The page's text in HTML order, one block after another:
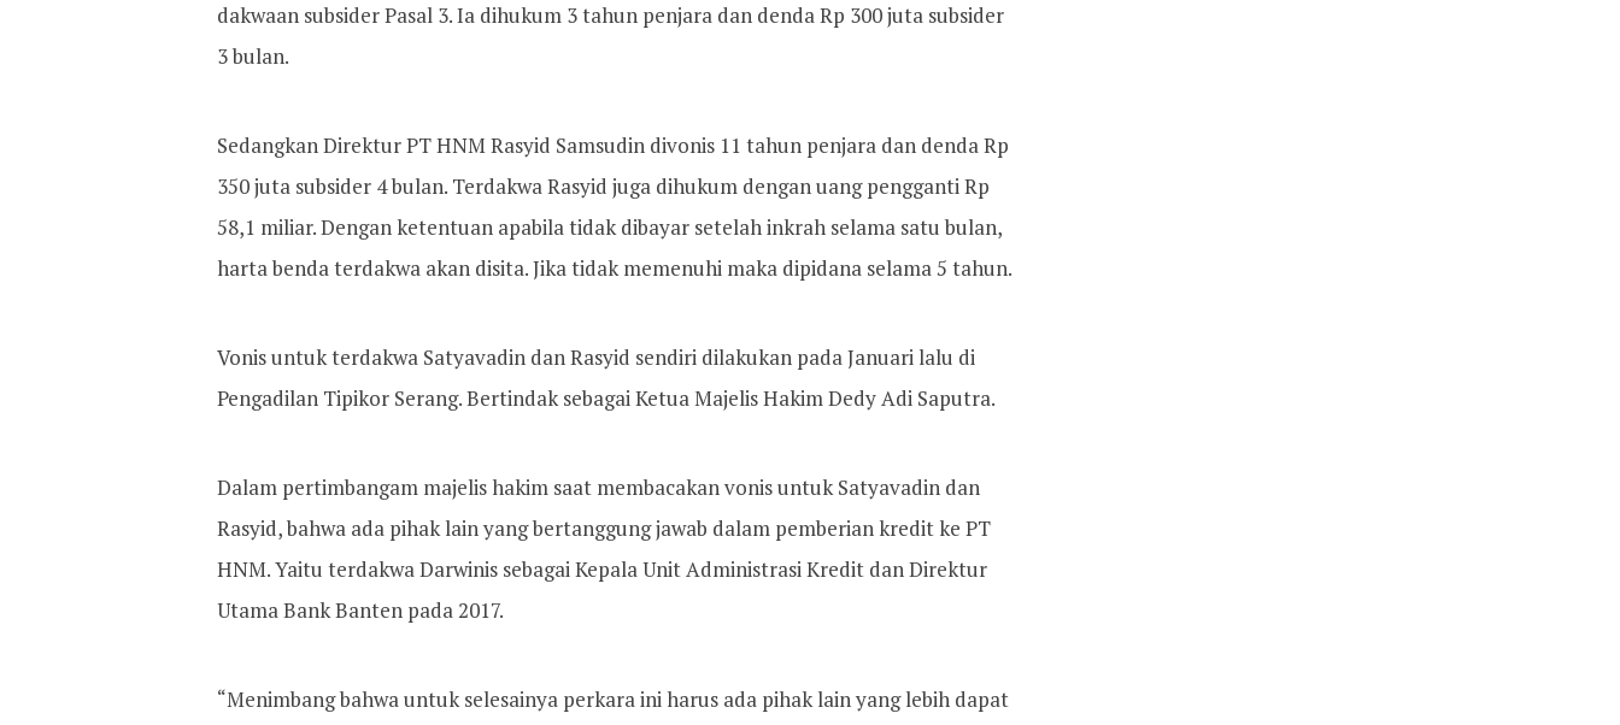
dakwaan subsider Pasal 3. Ia dihukum 3 tahun penjara dan denda Rp 300 juta subsider
3 bulan.
Sedangkan Direktur PT HNM Rasyid Samsudin divonis 11 tahun penjara dan denda Rp
350 juta subsider 4 bulan. Terdakwa Rasyid juga dihukum dengan uang pengganti Rp
58,1 miliar. Dengan ketentuan apabila tidak dibayar setelah inkrah selama satu bulan,
harta benda terdakwa akan disita. Jika tidak memenuhi maka dipidana selama 5 tahun.
Vonis untuk terdakwa Satyavadin dan Rasyid sendiri dilakukan pada Januari lalu di
Pengadilan Tipikor Serang. Bertindak sebagai Ketua Majelis Hakim Dedy Adi Saputra.
Dalam pertimbangam majelis hakim saat membacakan vonis untuk Satyavadin dan
Rasyid, bahwa ada pihak lain yang bertanggung jawab dalam pemberian kredit ke PT
HNM. Yaitu terdakwa Darwinis sebagai Kepala Unit Administrasi Kredit dan Direktur
Utama Bank Banten pada 2017.
“Menimbang bahwa untuk selesainya perkara ini harus ada pihak lain yang lebih dapat